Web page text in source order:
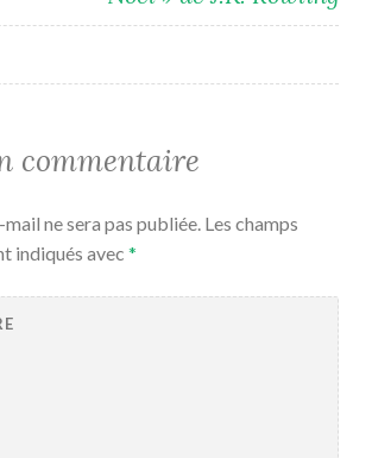
commentaire
ne sera pas publiée. Les champs
indiqués avec *